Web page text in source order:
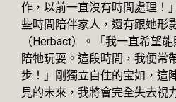
作，以前一直沒有時間處理！
些時間陪伴家人，還有跟她形
（Herbact）。「我一直希望
陪牠玩耍。這段時間，我便常
步！」剛獨立自住的宝如，這
見的未來，我將會完全失去視